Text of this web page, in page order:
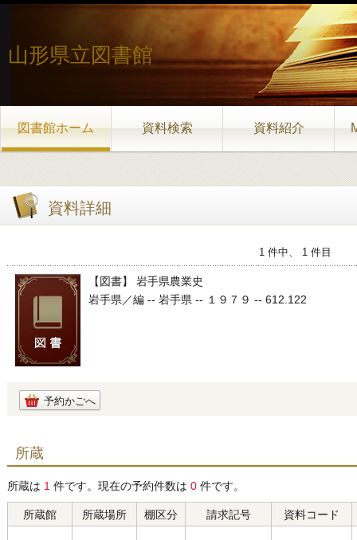
山形県立図書館
図書館ホーム 資料検索 資料紹介
資料詳細
1 件中、 1 件目
【図書】 岩手県農業史
岩手県／編 -- 岩手県 -- １９７９ -- 612.122
予約かごへ
所蔵
所蔵は 1 件です。現在の予約件数は 0 件です。
所蔵館 所蔵場所 棚区分 請求記号 資料コード